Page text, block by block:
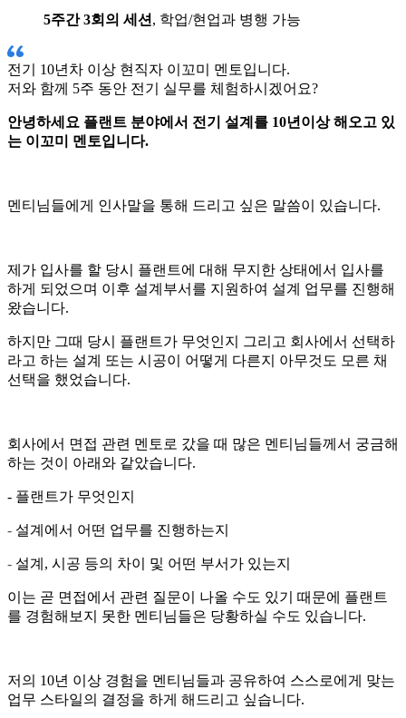
5주간 3회의 세션 , 학업/현업과 병행 가능
전기 10년차 이상 현직자 이꼬미
멘토입니다.
저와 함께 5주 동안 전기 실무를 체험하시겠어요?
안녕하세요 플랜트 분야에서 전기 설계를 10년이상 해오고 있
는 이꼬미 멘토입니다.
멘티님들에게 인사말을 통해 드리고 싶은 말씀이 있습니다.
제가 입사를 할 당시 플랜트에 대해 무지한 상태에서 입사를
하게 되었으며 이후 설계부서를 지원하여 설계 업무를 진행해
왔습니다.
하지만 그때 당시 플랜트가 무엇인지 그리고 회사에서 선택하
라고 하는 설계 또는 시공이 어떻게 다른지 아무것도 모른 채
선택을 했었습니다.
회사에서 면접 관련 멘토로 갔을 때 많은 멘티님들께서 궁금해
하는 것이 아래와 같았습니다.
- 플랜트가 무엇인지
- 설계에서 어떤 업무를 진행하는지
- 설계, 시공 등의 차이 및 어떤 부서가 있는지
이는 곧 면접에서 관련 질문이 나올 수도 있기 때문에 플랜트
를 경험해보지 못한 멘티님들은 당황하실 수도 있습니다.
저의 10년 이상 경험을 멘티님들과 공유하여 스스로에게 맞는
업무 스타일의 결정을 하게 해드리고 싶습니다.